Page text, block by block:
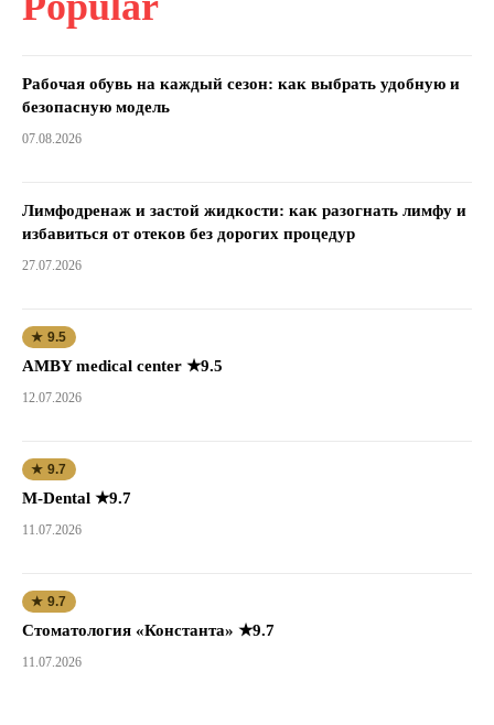
Рабочая обувь на каждый сезон: как выбрать удобную и
безопасную модель
07.08.2026
Лимфодренаж и застой жидкости: как разогнать лимфу и
избавиться от отеков без дорогих процедур
27.07.2026
★ 9.5
AMBY medical center ★9.5
12.07.2026
★ 9.7
M-Dental ★9.7
11.07.2026
★ 9.7
Стоматология «Константа» ★9.7
11.07.2026